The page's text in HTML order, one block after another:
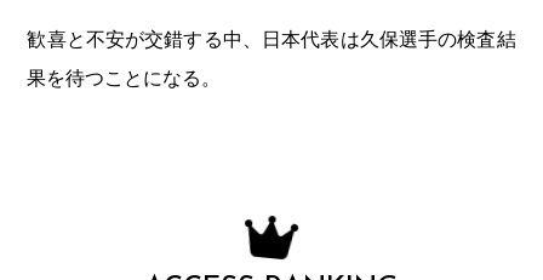
歓喜と不安が交錯する中、日本代表は久保選手の検査結
果を待つことになる。